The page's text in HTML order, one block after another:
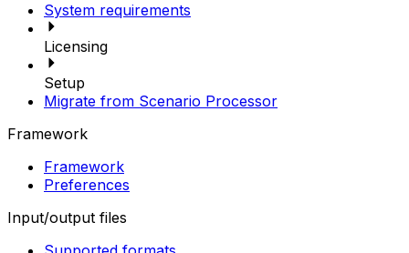
System requirements
Licensing
Setup
Migrate from Scenario Processor
Framework
Framework
Preferences
Input/output files